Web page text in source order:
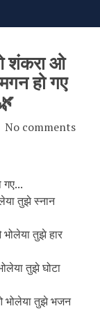
शंकरा ओ
हो गए
No comments
तुझे स्नान
तुझे हार
तुझे घोटा
भोलेया तुझे भजन